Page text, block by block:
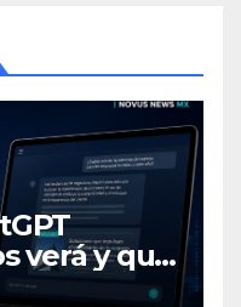
verá y qué